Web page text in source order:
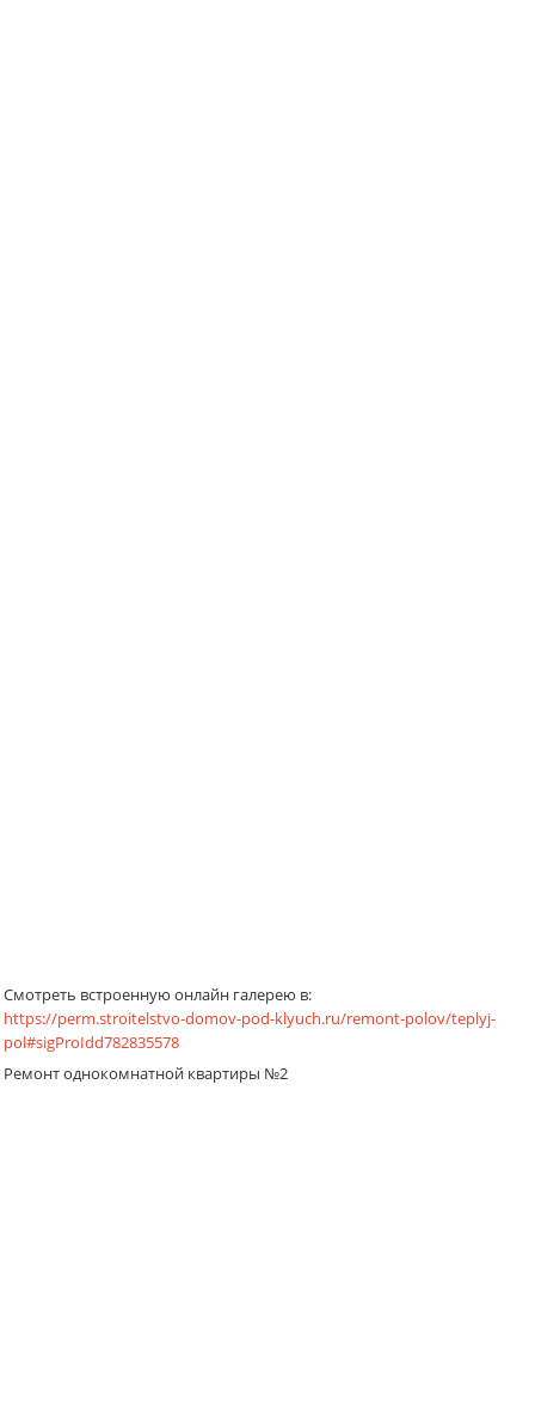
Смотреть встроенную онлайн галерею в:
https://perm.stroitelstvo-domov-pod-klyuch.ru/remont-polov/teplyj-
pol#sigProIdd782835578
Ремонт однокомнатной квартиры №2